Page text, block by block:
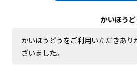
かいほう
かいほうどうをご利用いただきあり
ざいました。